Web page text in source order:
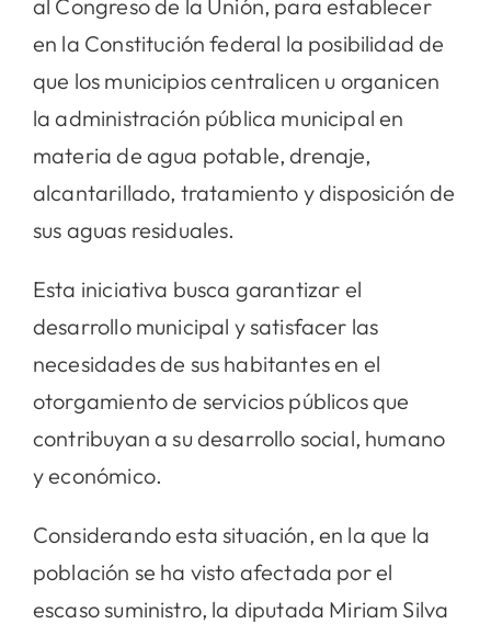
al Congreso de la Unión, para establecer
en la Constitución federal la posibilidad de
que los municipios centralicen u organicen
la administración pública municipal en
materia de agua potable, drenaje,
alcantarillado, tratamiento y disposición de
sus aguas residuales.
Esta iniciativa busca garantizar el
desarrollo municipal y satisfacer las
necesidades de sus habitantes en el
otorgamiento de servicios públicos que
contribuyan a su desarrollo social, humano
y económico.
Considerando esta situación, en la que la
población se ha visto afectada por el
escaso suministro, la diputada Miriam Silva